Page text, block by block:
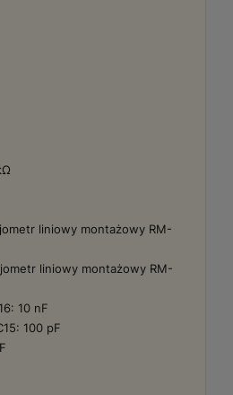
liniowy montażowy RM-
liniowy montażowy RM-
10 nF
100 pF